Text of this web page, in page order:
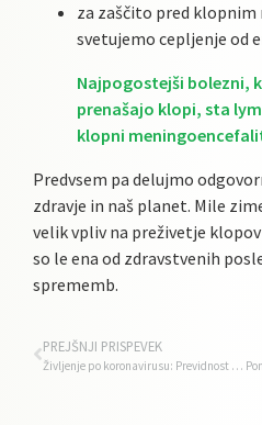
za zaščito pred
svetujemo cepljenje od
Najpogostejši bolezni,
prenašajo klopi, sta
klopni
Predvsem pa delujmo
zdravje in naš planet. Mile
velik vpliv na preživetje
so le ena od zdravstvenih
sprememb.
PREJŠNJI PRISPEVEK
Življenje po koronavirusu: Previdnost nikoli ni odveč!